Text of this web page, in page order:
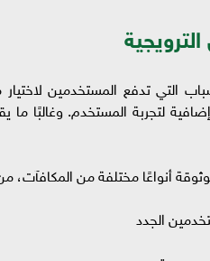
التي تدفع المستخدمين
لتجربة المستخدم. وغالبًا
أنواعًا مختلفة من المكافآت،
الجدد